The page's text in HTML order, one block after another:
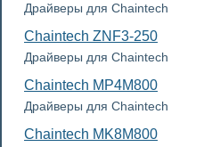
Драйверы для Chaintech
Chaintech ZNF3-250
Драйверы для Chaintech
Chaintech MP4M800
Драйверы для Chaintech
Chaintech MK8M800